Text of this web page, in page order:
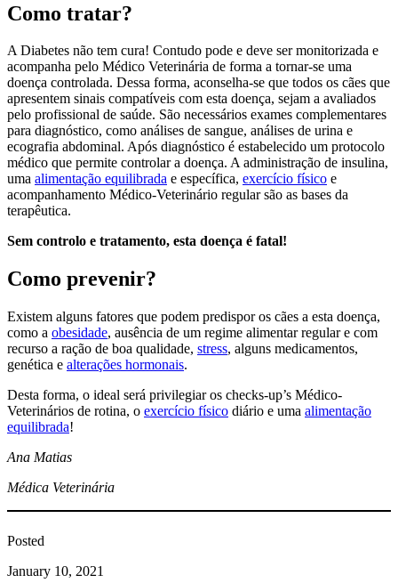
Como tratar?
A Diabetes não tem cura! Contudo pode e deve ser monitorizada e
acompanha pelo Médico Veterinária de forma a tornar-se uma
doença controlada. Dessa forma, aconselha-se que todos os cães que
apresentem sinais compatíveis com esta doença, sejam a avaliados
pelo profissional de saúde. São necessários exames complementares
para diagnóstico, como análises de sangue, análises de urina e
ecografia abdominal. Após diagnóstico é estabelecido um protocolo
médico que permite controlar a doença. A administração de insulina,
uma alimentação equilibrada e específica, exercício físico e
acompanhamento Médico-Veterinário regular são as bases da
terapêutica.
Sem controlo e tratamento, esta doença é fatal!
Como prevenir?
Existem alguns fatores que podem predispor os cães a esta doença,
como a obesidade, ausência de um regime alimentar regular e com
recurso a ração de boa qualidade, stress, alguns medicamentos,
genética e alterações hormonais.
Desta forma, o ideal será privilegiar os checks-up’s Médico-
Veterinários de rotina, o exercício físico diário e uma alimentação
equilibrada!
Ana Matias
Médica Veterinária
Posted
January 10, 2021